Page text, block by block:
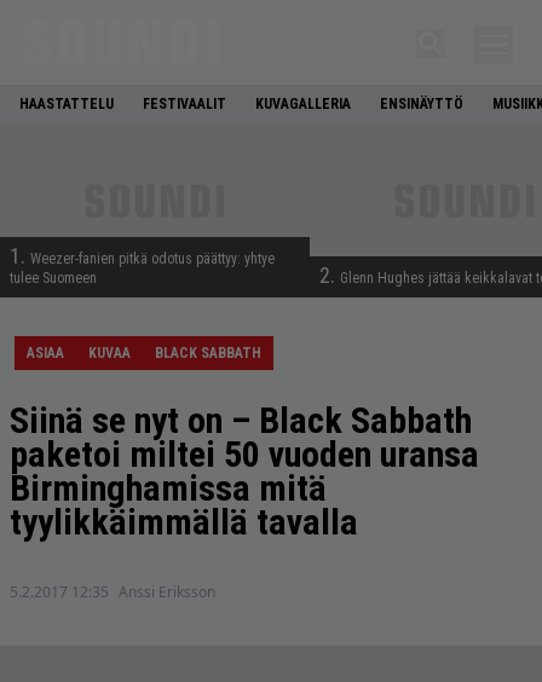
HAASTATTELU FESTIVAALIT KUVAGALLERIA ENSINÄYTTÖ
1. Weezer-fanien pitkä odotus päättyy: yhtye
tulee Suomeen
2. Glenn Hughes jättää keikkalavat
ASIAA KUVAA BLACK SABBATH
Siinä se nyt on – Black Sabbath
paketoi miltei 50 vuoden uransa
Birminghamissa mitä
tyylikkäimmällä tavalla
5.2.2017 12:35 Anssi Eriksson